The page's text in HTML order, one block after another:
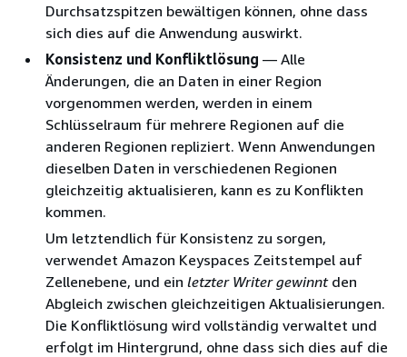
Durchsatzspitzen bewältigen können, ohne dass
sich dies auf die Anwendung auswirkt.
Konsistenz und Konfliktlösung — Alle
Änderungen, die an Daten in einer Region
vorgenommen werden, werden in einem
Schlüsselraum für mehrere Regionen auf die
anderen Regionen repliziert. Wenn Anwendungen
dieselben Daten in verschiedenen Regionen
gleichzeitig aktualisieren, kann es zu Konflikten
kommen.
Um letztendlich für Konsistenz zu sorgen,
verwendet Amazon Keyspaces Zeitstempel auf
Zellenebene, und ein letzter Writer gewinntden
Abgleich zwischen gleichzeitigen Aktualisierungen.
Die Konfliktlösung wird vollständig verwaltet und
erfolgt im Hintergrund, ohne dass sich dies auf die